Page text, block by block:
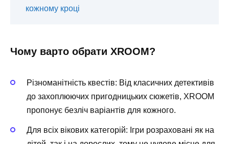
кожному кроці
Чому варто обрати XROOM?
Різноманітність квестів: Від класичних детективів
до захоплюючих пригодницьких сюжетів, XROOM
пропонує безліч варіантів для кожного.
Для всіх вікових категорій: Ігри розраховані як на